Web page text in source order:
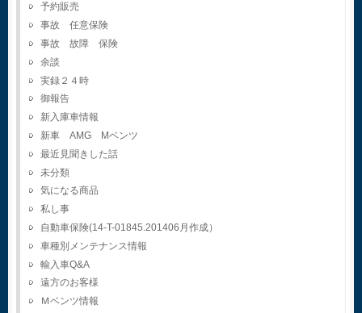
予約販売
事故 任意保険
事故 故障 保険
余談
実録２４時
御報告
新入庫車情報
新車 AMG Mベンツ
最近見聞きした話
未分類
気になる商品
私し事
自動車保険(14-T-01845.201406月作成）
車種別メンテナンス情報
輸入車Q&A
遠方のお客様
Ｍベンツ情報